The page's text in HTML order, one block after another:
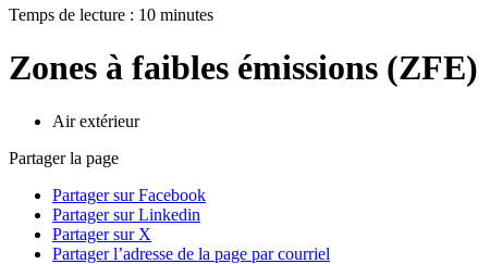
Temps de lecture : 10 minutes
Zones à faibles émissions (ZFE)
Air extérieur
Partager la page
Partager sur Facebook
Partager sur Linkedin
Partager sur X
Partager l’adresse de la page par courriel